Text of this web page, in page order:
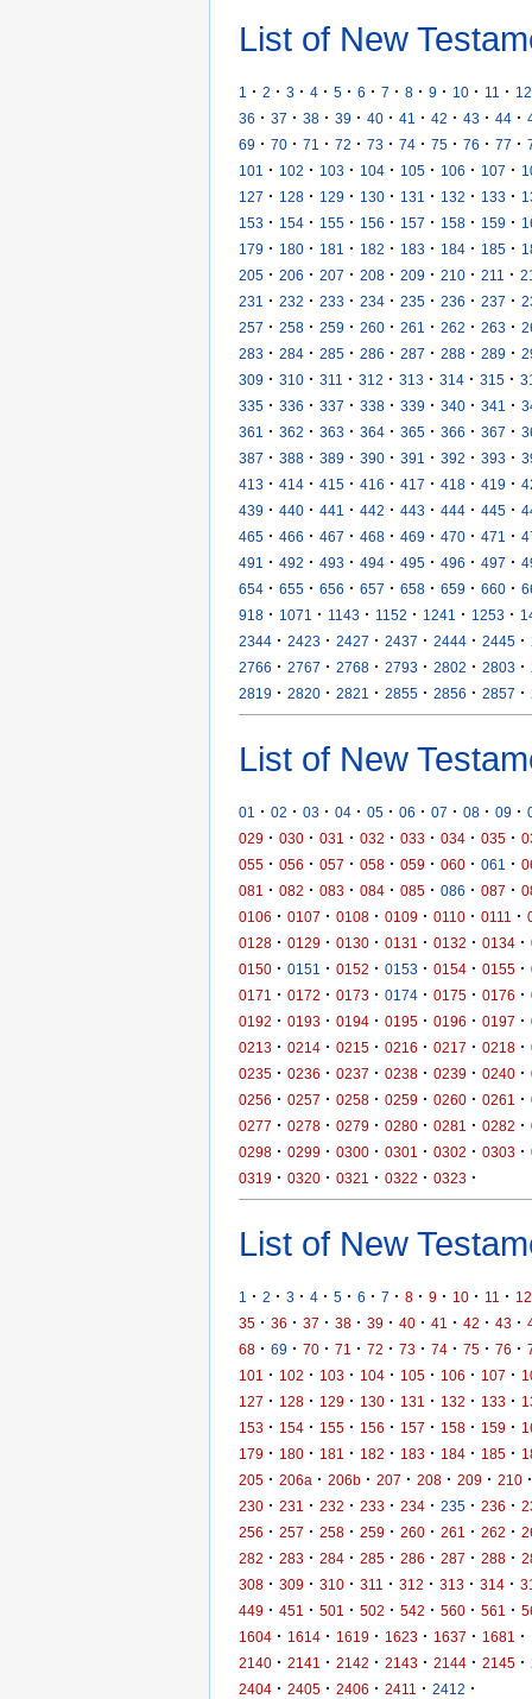
List of New
1 · 2 · 3 · 4 · 5 · 6 · 7 · 8 · 9 · 10 · 11 · 12
36 · 37 · 38 · 39 · 40 · 41 · 42 · 43 · 44 ·
69 · 70 · 71 · 72 · 73 · 74 · 75 · 76 · 77 ·
101
· 102 · 103 · 104 · 105 · 106 · 107 ·
127 · 128 · 129 · 130 · 131 · 132 · 133 ·
153 · 154 · 155 · 156 · 157 · 158 · 159 ·
179 · 180 · 181 · 182 · 183 · 184 · 185 ·
205 · 206 · 207 · 208 · 209 · 210 · 211 ·
231
· 232 · 233 · 234 · 235 · 236 · 237 ·
257 · 258 · 259 · 260 · 261 · 262 · 263 ·
283 · 284 · 285 · 286 · 287 · 288 · 289 ·
309 · 310 · 311 · 312 · 313 · 314 · 315 ·
335 · 336 · 337 · 338 · 339 · 340 · 341 ·
361
· 362 · 363 · 364 · 365 · 366 · 367 ·
387 · 388 · 389 · 390 · 391 · 392 · 393 ·
413 · 414 · 415 · 416 · 417 · 418 · 419 ·
439 · 440 · 441 · 442 · 443 · 444 · 445 ·
465 · 466 · 467 · 468 · 469 · 470 · 471 ·
491
· 492 · 493 · 494 · 495 · 496 · 497 ·
654 · 655 · 656 · 657 · 658 · 659 · 660 ·
918 · 1071 · 1143 · 1152 · 1241 · 1253 ·
2344 · 2423 · 2427 · 2437 · 2444 · 2445 ·
2766 · 2767 · 2768 · 2793 · 2802 · 2803 ·
2819 · 2820 · 2821 · 2855 · 2856 · 2857 ·
List of New
01 · 02 · 03 · 04 · 05 · 06 · 07 · 08 · 09 ·
029 · 030 · 031 · 032 · 033 · 034 · 035 ·
055 · 056 · 057 · 058 · 059 · 060 · 061 ·
081
· 082 · 083 · 084 · 085 · 086 · 087 ·
0106 · 0107 · 0108 · 0109 · 0110 · 0111 ·
0128 · 0129 · 0130 · 0131 · 0132 · 0134 ·
0150 · 0151 · 0152 · 0153 · 0154 · 0155 ·
0171
· 0172 · 0173 · 0174 · 0175 · 0176 ·
0192 · 0193 · 0194 · 0195 · 0196 · 0197 ·
0213 · 0214 · 0215 · 0216 · 0217 · 0218 ·
0235 · 0236 · 0237 · 0238 · 0239 · 0240 ·
0256 · 0257 · 0258 · 0259 · 0260 · 0261 ·
0277 · 0278 · 0279 · 0280 · 0281 · 0282 ·
0298 · 0299 · 0300 · 0301 · 0302 · 0303 ·
0319 · 0320 · 0321 · 0322 · 0323 ·
List of New
1 · 2 · 3 · 4 · 5 · 6 · 7 · 8 · 9 · 10 · 11 · 12
35 · 36 · 37 · 38 · 39 · 40 · 41 · 42 · 43 ·
68 · 69 · 70 · 71 · 72 · 73 · 74 · 75 · 76 ·
101
· 102 · 103 · 104 · 105 · 106 · 107 ·
127 · 128 · 129 · 130 · 131 · 132 · 133 ·
153 · 154 · 155 · 156 · 157 · 158 · 159 ·
179 · 180 · 181 · 182 · 183 · 184 · 185 ·
205 · 206a · 206b · 207 · 208 · 209 · 210 ·
230 · 231 · 232 · 233 · 234 · 235 · 236 ·
256 · 257 · 258 · 259 · 260 · 261 · 262 ·
282 · 283 · 284 · 285 · 286 · 287 · 288 ·
308 · 309 · 310 · 311 · 312 · 313 · 314 ·
449 · 451 · 501 · 502 · 542 · 560 · 561 ·
1604 · 1614 · 1619 · 1623 · 1637 · 1681 ·
2140 · 2141 · 2142 · 2143 · 2144 · 2145 ·
2404 · 2405 · 2406 · 2411 · 2412 ·